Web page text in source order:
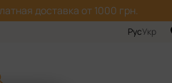
доставка от 1000 грн.
РусУкр